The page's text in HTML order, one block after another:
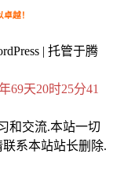
越！
| 托管于腾
69天20时25分42
和交流.本站一切
系本站站长删除.